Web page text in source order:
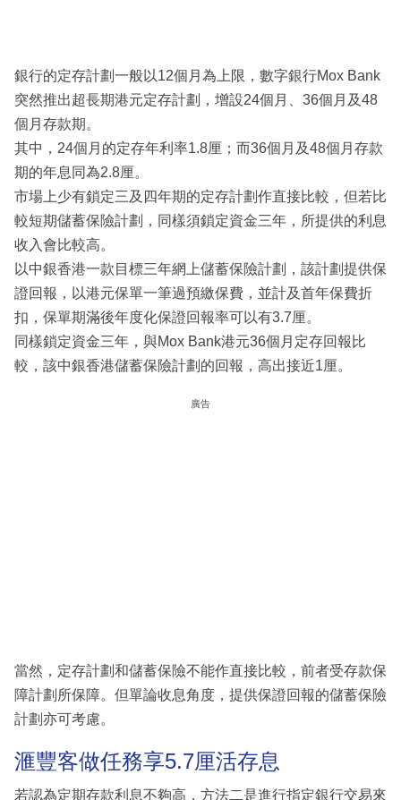
銀行的定存計劃一般以12個月為上限，數字銀行Mox Bank
突然推出超長期港元定存計劃，增設24個月、36個月及48
個月存款期。
其中，24個月的定存年利率1.8厘；而36個月及48個月存款
期的年息同為2.8厘。
市場上少有鎖定三及四年期的定存計劃作直接比較，但若比
較短期儲蓄保險計劃，同樣須鎖定資金三年，所提供的利息
收入會比較高。
以中銀香港一款目標三年網上儲蓄保險計劃，該計劃提供保
證回報，以港元保單一筆過預繳保費，並計及首年保費折
扣，保單期滿後年度化保證回報率可以有3.7厘。
同樣鎖定資金三年，與Mox Bank港元36個月定存回報比
較，該中銀香港儲蓄保險計劃的回報，高出接近1厘。
廣告
當然，定存計劃和儲蓄保險不能作直接比較，前者受存款保
障計劃所保障。但單論收息角度，提供保證回報的儲蓄保險
計劃亦可考慮。
滙豐客做任務享5.7厘活存息
若認為定期存款利息不夠高，方法二是進行指定銀行交易來